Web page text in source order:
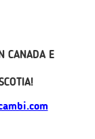
CANADA E